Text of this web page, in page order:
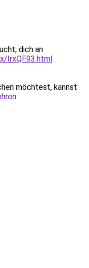
dich an
IrxQF93.html
möchtest, kannst
.